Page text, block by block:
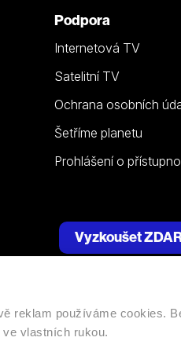
reklam používáme cookies.
vlastních rukou.
Podpora
Internetová TV
Satelitní TV
Ochrana osobních
Šetříme planetu
Prohlášení o
Vyzkoušet
vyhrazena. |Nastavení